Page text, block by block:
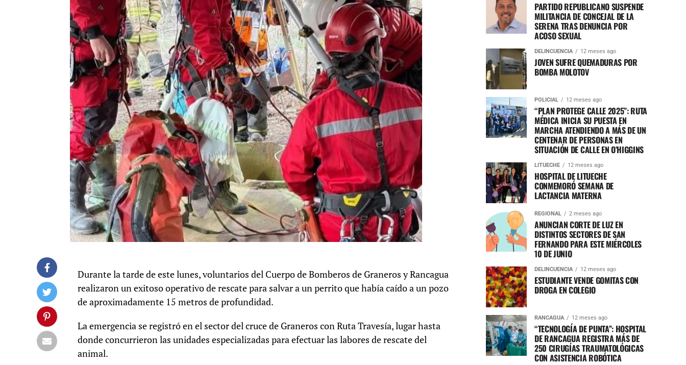
Durante la tarde de este lunes, voluntarios del Cuerpo de Bomberos de Graneros y Rancagua
realizaron un exitoso operativo de rescate para salvar a un perrito que había caído a un pozo
de aproximadamente 15 metros de profundidad.
La emergencia se registró en el sector del cruce de Graneros con Ruta Travesía, lugar hasta
donde concurrieron las unidades especializadas para efectuar las labores de rescate del
animal.
PARTIDO REPUBLICANO SUSPENDE
MILITANCIA DE CONCEJAL DE LA
SERENA TRAS DENUNCIA POR
ACOSO SEXUAL
DELINCUENCIA 12 meses ago
JOVEN SUFRE QUEMADURAS POR
BOMBA MOLOTOV
POLICIAL 12 meses ago
“PLAN PROTEGE CALLE 2025”: RUTA
MÉDICA INICIA SU PUESTA EN
MARCHA ATENDIENDO A MÁS DE UN
CENTENAR DE PERSONAS EN
SITUACIÓN DE CALLE EN O’HIGGINS
LITUECHE 12 meses ago
HOSPITAL DE LITUECHE
CONMEMORÓ SEMANA DE
LACTANCIA MATERNA
REGIONAL 2 meses ago
ANUNCIAN CORTE DE LUZ EN
DISTINTOS SECTORES DE SAN
FERNANDO PARA ESTE MIÉRCOLES
10 DE JUNIO
DELINCUENCIA 12 meses ago
ESTUDIANTE VENDE GOMITAS CON
DROGA EN COLEGIO
RANCAGUA 12 meses ago
“TECNOLOGÍA DE PUNTA”: HOSPITAL
DE RANCAGUA REGISTRA MÁS DE
250 CIRUGÍAS TRAUMATOLÓGICAS
CON ASISTENCIA ROBÓTICA